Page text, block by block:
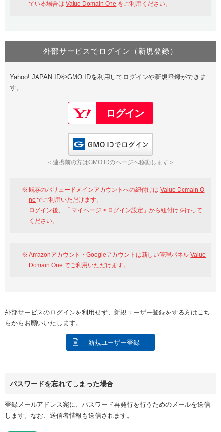
ている場合はValue Domain One をご利用ください。
外部サービスでログイン（新規登録）
Yahoo! JAPAN IDやGMO IDを利用してログインや新規登録ができま
す。
＜連携前の方はGMO IDのページへ移動します＞
既存のバリュードメインアカウントへの紐付けはValue Domain O
ne でご利用いただけます。
ログイン後、「 マイページ > ログイン設定 」から紐付けを行って
ください。
Amazonアカウント・Googleアカウントは新しい管理パネルValue
Domain One でご利用いただけます。
外部サービスのログインを利用せず、新規ユーザー登録をする方はこち
らからお願いいたします。
新規ユーザー登録
パスワードを忘れてしまった場合
登録メールアドレス宛に、パスワード再発行を行うためのメールを送信
します。なお、送信者情報も送信されます。